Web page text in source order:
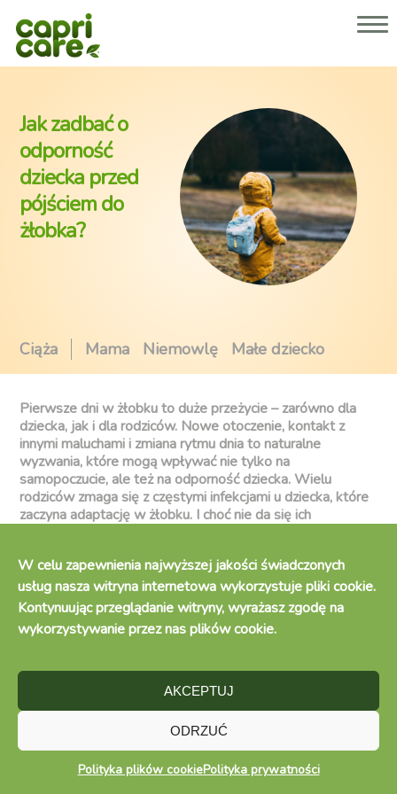
W celu zapewnienia najwyższej jakości świadczonych
usług nasza witryna internetowa wykorzystuje pliki cookie.
Kontynuując przeglądanie witryny, wyrażasz zgodę na
wykorzystywanie przez nas plików cookie.
AKCEPTUJ
ODRZUĆ
Polityka plików cookiePolityka prywatności
Dlaczego Capricare® 2 lub 3?
Nasze produkty
Porady dla rodziców
Gdzie kupić
Strefa dla specjalistów
Jak zadbać o
odporność
dziecka przed
pójściem do
żłobka?
Ciąża Mama Niemowlę Małe dziecko
Pierwsze dni w żłobku to duże przeżycie – zarówno dla
dziecka, jak i dla rodziców. Nowe otoczenie, kontakt z
innymi maluchami i zmiana rytmu dnia to naturalne
wyzwania, które mogą wpływać nie tylko na
samopoczucie, ale też na odporność dziecka. Wielu
rodziców zmaga się z częstymi infekcjami u dziecka, które
zaczyna adaptację w żłobku. I choć nie da się ich
Odporność dziecka a pierwsze dni w żłobku